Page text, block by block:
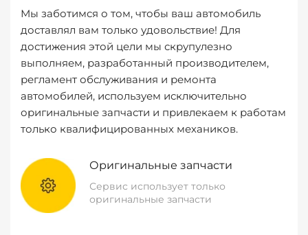
Мы заботимся о том, чтобы ваш автомобиль
доставлял вам только удовольствие! Для
достижения этой цели мы скрупулезно
выполняем, разработанный производителем,
регламент обслуживания и ремонта
автомобилей, используем исключительно
оригинальные запчасти и привлекаем к работам
только квалифицированных механиков.
Оригинальные запчасти
Сервис использует только
оригинальные запчасти